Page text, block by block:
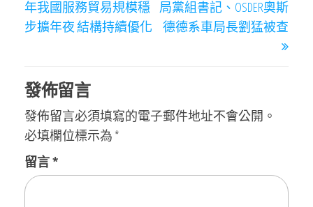
導
年我國服務貿易規模穩
步擴年夜 結構持續優化
局黨組書記、OSDER奧斯
德德系車局長劉猛被查
發佈留言
發佈留言必須填寫的電子郵件地址不會公開。
必填欄位標示為 *
留言*